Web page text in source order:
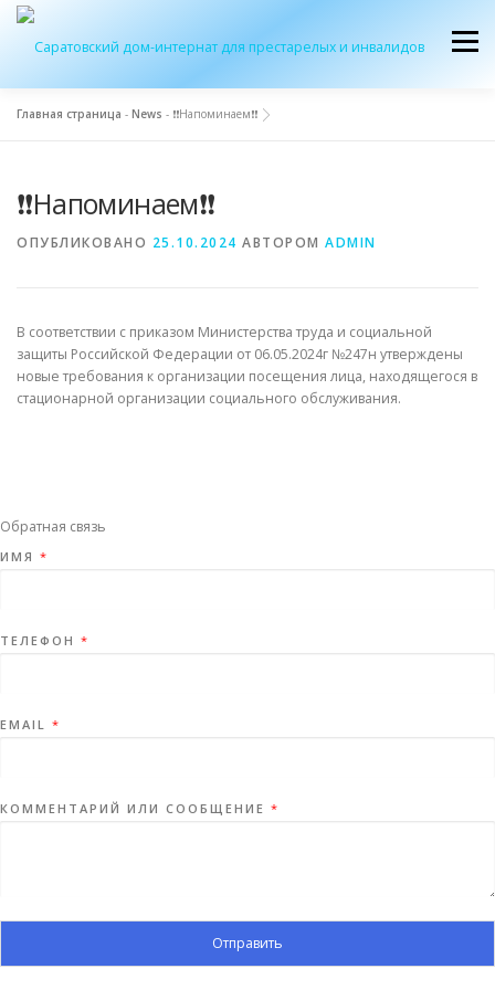
Перейти
содержимому
Меню
ЖУРНАЛ “ДОМ” КОНТАКТЫ
Главная страница - News - ❗️❗️Напоминаем❗️❗️
❗️❗️Напоминаем❗️❗️
ОПУБЛИКОВАНО 25.10.2024 АВТОРОМ ADMIN
В соответствии с приказом Министерства труда и социальной
защиты Российской Федерации от 06.05.2024г №247н утверждены
новые требования к организации посещения лица, находящегося в
стационарной организации социального обслуживания.
Обратная связь
ИМЯ *
ТЕЛЕФОН *
EMAIL *
КОММЕНТАРИЙ ИЛИ СООБЩЕНИЕ *
Отправить